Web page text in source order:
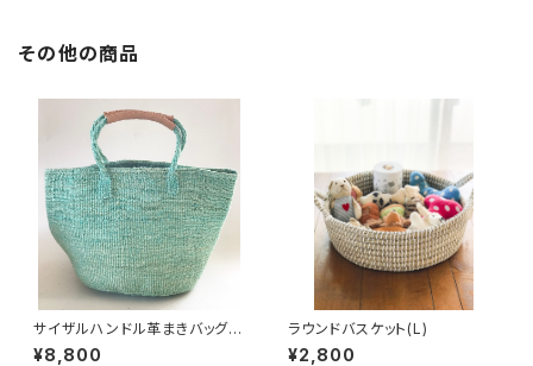
その他の商品
サイザルハンドル革まきバッグ
(ターコイズ)
¥8,800
ラウンドバスケット(L)
¥2,800